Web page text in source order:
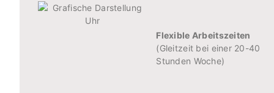
Flexible Arbeitszeiten
(Gleitzeit bei einer 20-40
Stunden Woche)